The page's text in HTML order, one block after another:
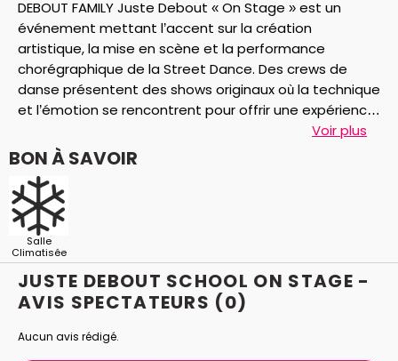
DEBOUT FAMILY Juste Debout « On Stage » est un
événement mettant l’accent sur la création
artistique, la mise en scène et la performance
chorégraphique de la Street Dance. Des crews de
danse présentent des shows originaux où la technique
et l’émotion se rencontrent pour offrir une expérience
Voir plus
BON À SAVOIR
Salle
Climatisée
JUSTE DEBOUT SCHOOL ON STAGE -
AVIS SPECTATEURS (0)
Aucun avis rédigé.